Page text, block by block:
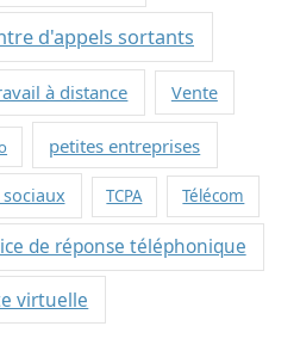
d'appels sortants
à distance Vente
petites entreprises
TCPA Télécom
de réponse téléphonique
virtuelle